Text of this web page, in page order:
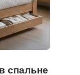
спальне